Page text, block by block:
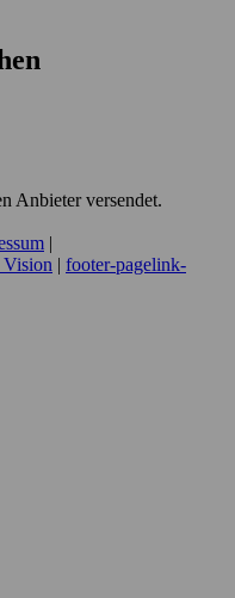
Anbieter versendet.
Vision
footer-pagelink-